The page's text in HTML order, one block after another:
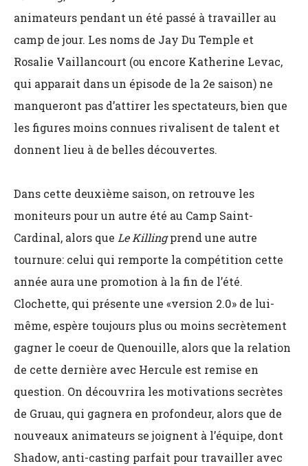
animateurs pendant un été passé à travailler au
camp de jour. Les noms de Jay Du Temple et
Rosalie Vaillancourt (ou encore Katherine Levac,
qui apparait dans un épisode de la 2e saison) ne
manqueront pas d’attirer les spectateurs, bien que
les figures moins connues rivalisent de talent et
donnent lieu à de belles découvertes.
Dans cette deuxième saison, on retrouve les
moniteurs pour un autre été au Camp Saint-
Cardinal, alors que Le Killingprend une autre
tournure: celui qui remporte la compétition cette
année aura une promotion à la fin de l’été.
Clochette, qui présente une «version 2.0» de lui-
même, espère toujours plus ou moins secrètement
gagner le coeur de Quenouille, alors que la relation
de cette dernière avec Hercule est remise en
question. On découvrira les motivations secrètes
de Gruau, qui gagnera en profondeur, alors que de
nouveaux animateurs se joignent à l’équipe, dont
Shadow, anti-casting parfait pour travailler avec